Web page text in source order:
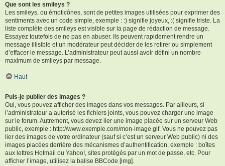
Que sont les smileys ?
Les smileys, ou émoticônes, sont de petites images utilisées pour exprimer des
sentiments avec un code simple, exemple : :) signifie joyeux, :( signifie triste. La
liste complète des smileys est visible sur la page de rédaction de message.
Essayez toutefois de ne pas en abuser. Ils peuvent rapidement rendre un
message illisible et un modérateur peut décider de les retirer ou simplement
d’effacer le message. L’administrateur peut aussi avoir défini un nombre
maximum de smileys par message.
Haut
Puis-je publier des images ?
Oui, vous pouvez afficher des images dans vos messages. Par ailleurs, si
l’administrateur a autorisé les fichiers joints, vous pouvez charger une image
sur le forum. Autrement, vous devez lier une image placée sur un serveur Web
public, exemple : http://www.exemple.com/mon-image.gif. Vous ne pouvez pas
lier des images de votre ordinateur (sauf si c’est un serveur Web public) ni des
images placées derrière des mécanismes d’authentification, exemple : boîtes
aux lettres Hotmail ou Yahoo!, sites protégés par un mot de passe, etc. Pour
afficher l’image, utilisez la balise BBCode [img].